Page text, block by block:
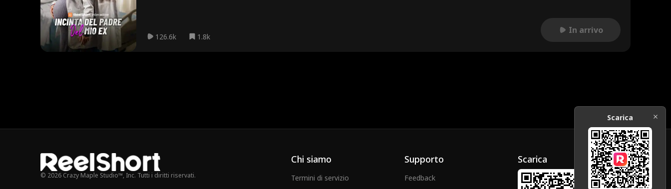
126.6k 1.8k
In arrivo
© 2026 Crazy Maple Studio™, Inc. Tutti i diritti riservati.
Chi siamo
Termini di servizio
Supporto
Feedback
Scarica
Scarica